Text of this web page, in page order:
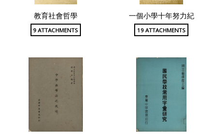
教育社會哲學
9 ATTACHMENTS
一個小學十年努力紀
19 ATTACHMENTS